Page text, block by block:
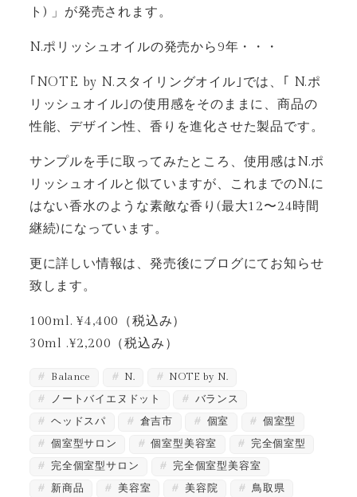
ト) 」が発売されます。
N.ポリッシュオイルの発売から9年・・・
｢NOTE by N.スタイリングオイル｣では、｢ N.ポ
リッシュオイル｣の使用感をそのままに、商品の
性能、デザイン性、香りを進化させた製品です。
サンプルを手に取ってみたところ、使用感はN.ポ
リッシュオイルと似ていますが、これまでのN.に
はない香水のような素敵な香り(最大12〜24時間
継続)になっています。
更に詳しい情報は、発売後にブログにてお知らせ
致します。
100ml. ¥4,400（税込み）
30ml .¥2,200（税込み）
Balance N.
NOTE by N.
ノートバイエヌドット
バランス
ヘッドスパ
倉吉市 個室
個室型
個室型サロン
個室型美容室
完全個室型
完全個室型サロン
完全個室型美容室
新商品
美容室 美容院 鳥取県